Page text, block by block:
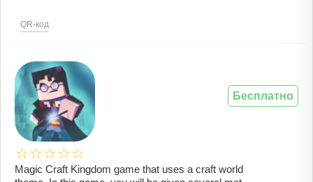
QR-код
Magic Craft Kingdom game that uses a craft world
Бесплатно